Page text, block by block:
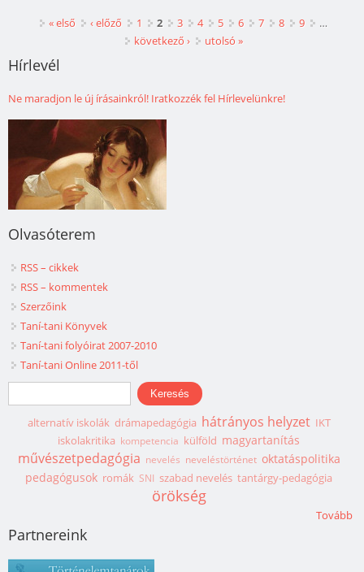
Oldalak« első ‹ előző 1 2 3 4 5 6 7 8 9
…
következő ›
utolsó »
Hírlevél
Ne maradjon le új írásainkról! Iratkozzék fel Hírlevelünkre!
Olvasóterem
RSS – cikkek
RSS – kommentek
Szerzőink
Taní-tani Könyvek
Taní-tani folyóirat 2007-2010
Taní-tani Online 2011-től
Keresés űrlap
Keresés
alternatív iskolák drámapedagógia hátrányos helyzet IKT
iskolakritika kompetencia külföld magyartanítás
művészetpedagógia nevelés neveléstörténet oktatáspolitika
pedagógusok romák SNI szabad nevelés tantárgy-pedagógia
örökség
Tovább
Partnereink